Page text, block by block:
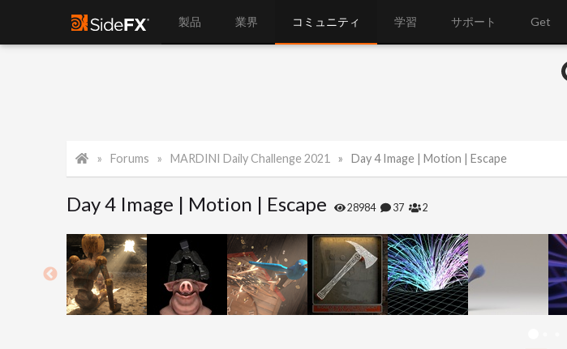
製品 業界 コミュニティ 学習 サポート Get
Forums MARDINI Daily Challenge 2021 Day 4 Image | Motion | Escape
Day 4 Image | Motion | Escape 28984 37 2